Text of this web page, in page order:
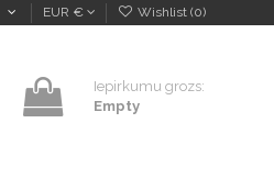
EUR € Wishlist (0)
Iepirkumu grozs:
Empty